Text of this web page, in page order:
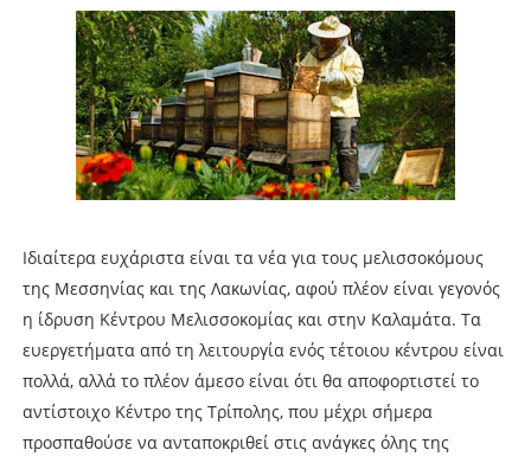
Ιδιαίτερα ευχάριστα είναι τα νέα για τους μελισσοκόμους
της Μεσσηνίας και της Λακωνίας, αφού πλέον είναι γεγονός
η ίδρυση Κέντρου Μελισσοκομίας και στην Καλαμάτα. Τα
ευεργετήματα από τη λειτουργία ενός τέτοιου κέντρου είναι
πολλά, αλλά το πλέον άμεσο είναι ότι θα αποφορτιστεί το
αντίστοιχο Κέντρο της Τρίπολης, που μέχρι σήμερα
προσπαθούσε να ανταποκριθεί στις ανάγκες όλης της